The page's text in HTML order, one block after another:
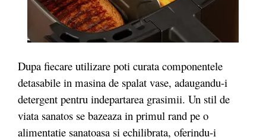
Dupa fiecare utilizare poti curata componentele
detasabile in masina de spalat vase, adaugandu-i
detergent pentru indepartarea grasimii. Un stil de
viata sanatos se bazeaza in primul rand pe o
alimentatie sanatoasa si echilibrata, oferindu-i